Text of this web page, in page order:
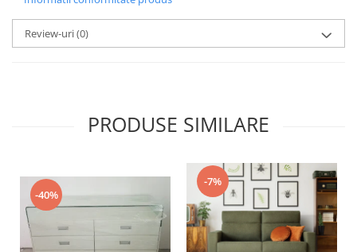
Review-uri(0)
PRODUSE SIMILARE
-40%
-7%